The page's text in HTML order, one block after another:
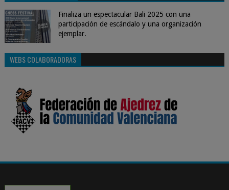
Finaliza un espectacular Bali 2025 con una
participación de escándalo y una organización
ejemplar.
WEBS COLABORADORAS